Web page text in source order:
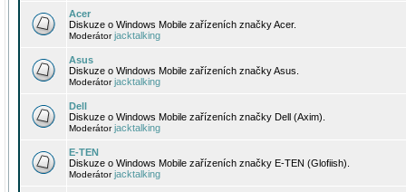
Acer
Diskuze o Windows Mobile zařízeních značky Acer.
Moderátorjacktalking
Asus
Diskuze o Windows Mobile zařízeních značky Asus.
Moderátorjacktalking
Dell
Diskuze o Windows Mobile zařízeních značky Dell (Axim).
Moderátorjacktalking
E-TEN
Diskuze o Windows Mobile zařízeních značky E-TEN (Glofiish).
Moderátorjacktalking